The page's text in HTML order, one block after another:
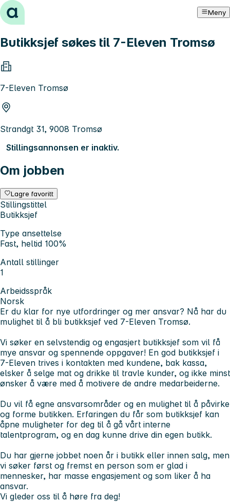
Hopp til innhold Meny
Butikksjef søkes til 7-Eleven Tromsø
7-Eleven Tromsø
Strandgt 31, 9008 Tromsø
Stillingsannonsen er inaktiv.
Om jobben
Lagre favoritt
Stillingstittel
Butikksjef
Type ansettelse
Fast, heltid 100%
Antall stillinger
1
Arbeidsspråk
Norsk
Er du klar for nye utfordringer og mer ansvar? Nå har du
mulighet til å bli butikksjef ved 7-Eleven Tromsø.
Vi søker en selvstendig og engasjert butikksjef som vil få
mye ansvar og spennende oppgaver! En god butikksjef i
7-Eleven trives i kontakten med kundene, bak kassa,
elsker å selge mat og drikke til travle kunder, og ikke minst
ønsker å være med å motivere de andre medarbeiderne.
Du vil få egne ansvarsområder og en mulighet til å påvirke
og forme butikken. Erfaringen du får som butikksjef kan
åpne muligheter for deg til å gå vårt interne
talentprogram, og en dag kunne drive din egen butikk.
Du har gjerne jobbet noen år i butikk eller innen salg, men
vi søker først og fremst en person som er glad i
mennesker, har masse engasjement og som liker å ha
ansvar.
Vi gleder oss til å høre fra deg!